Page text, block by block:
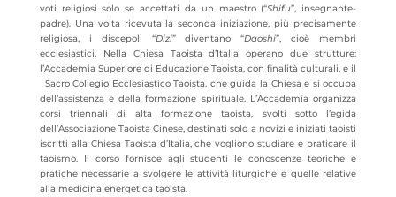
voti religiosi solo se accettati da un maestro (“Shifu”, insegnante-
padre). Una volta ricevuta la seconda iniziazione, più precisamente
religiosa, i discepoli “Dizi” diventano “Daoshi”, cioè membri
ecclesiastici. Nella Chiesa Taoista d’Italia operano due strutture:
l’Accademia Superiore di Educazione Taoista, con finalità culturali, e il
Sacro Collegio Ecclesiastico Taoista, che guida la Chiesa e si occupa
dell’assistenza e della formazione spirituale. L’Accademia organizza
corsi triennali di alta formazione taoista, svolti sotto l’egida
dell’Associazione Taoista Cinese, destinati solo a novizi e iniziati taoisti
iscritti alla Chiesa Taoista d’Italia, che vogliono studiare e praticare il
taoismo. Il corso fornisce agli studenti le conoscenze teoriche e
pratiche necessarie a svolgere le attività liturgiche e quelle relative
alla medicina energetica taoista.